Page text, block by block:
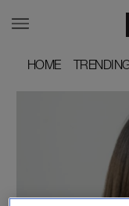
HOME
HOME TRENDING